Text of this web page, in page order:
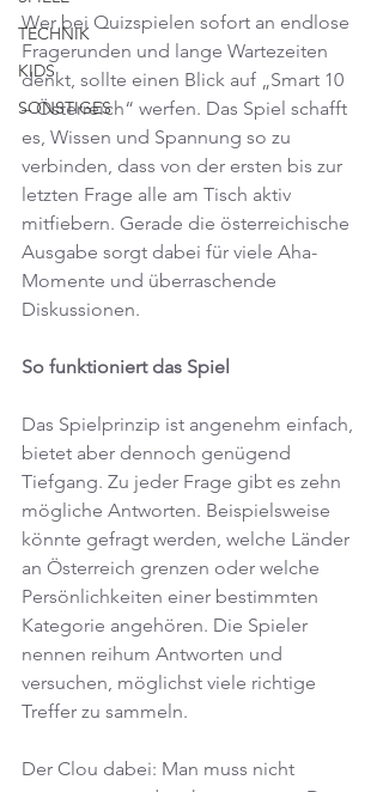
TECHNIK
KIDS
SONSTIGES
Wer bei Quizspielen sofort an endlose
Fragerunden und lange Wartezeiten
denkt, sollte einen Blick auf „Smart 10
– Österreich“ werfen. Das Spiel schafft
es, Wissen und Spannung so zu
verbinden, dass von der ersten bis zur
letzten Frage alle am Tisch aktiv
mitfiebern. Gerade die österreichische
Ausgabe sorgt dabei für viele Aha-
Momente und überraschende
Diskussionen.
So funktioniert das Spiel
Das Spielprinzip ist angenehm einfach,
bietet aber dennoch genügend
Tiefgang. Zu jeder Frage gibt es zehn
mögliche Antworten. Beispielsweise
könnte gefragt werden, welche Länder
an Österreich grenzen oder welche
Persönlichkeiten einer bestimmten
Kategorie angehören. Die Spieler
nennen reihum Antworten und
versuchen, möglichst viele richtige
Treffer zu sammeln.
Der Clou dabei: Man muss nicht